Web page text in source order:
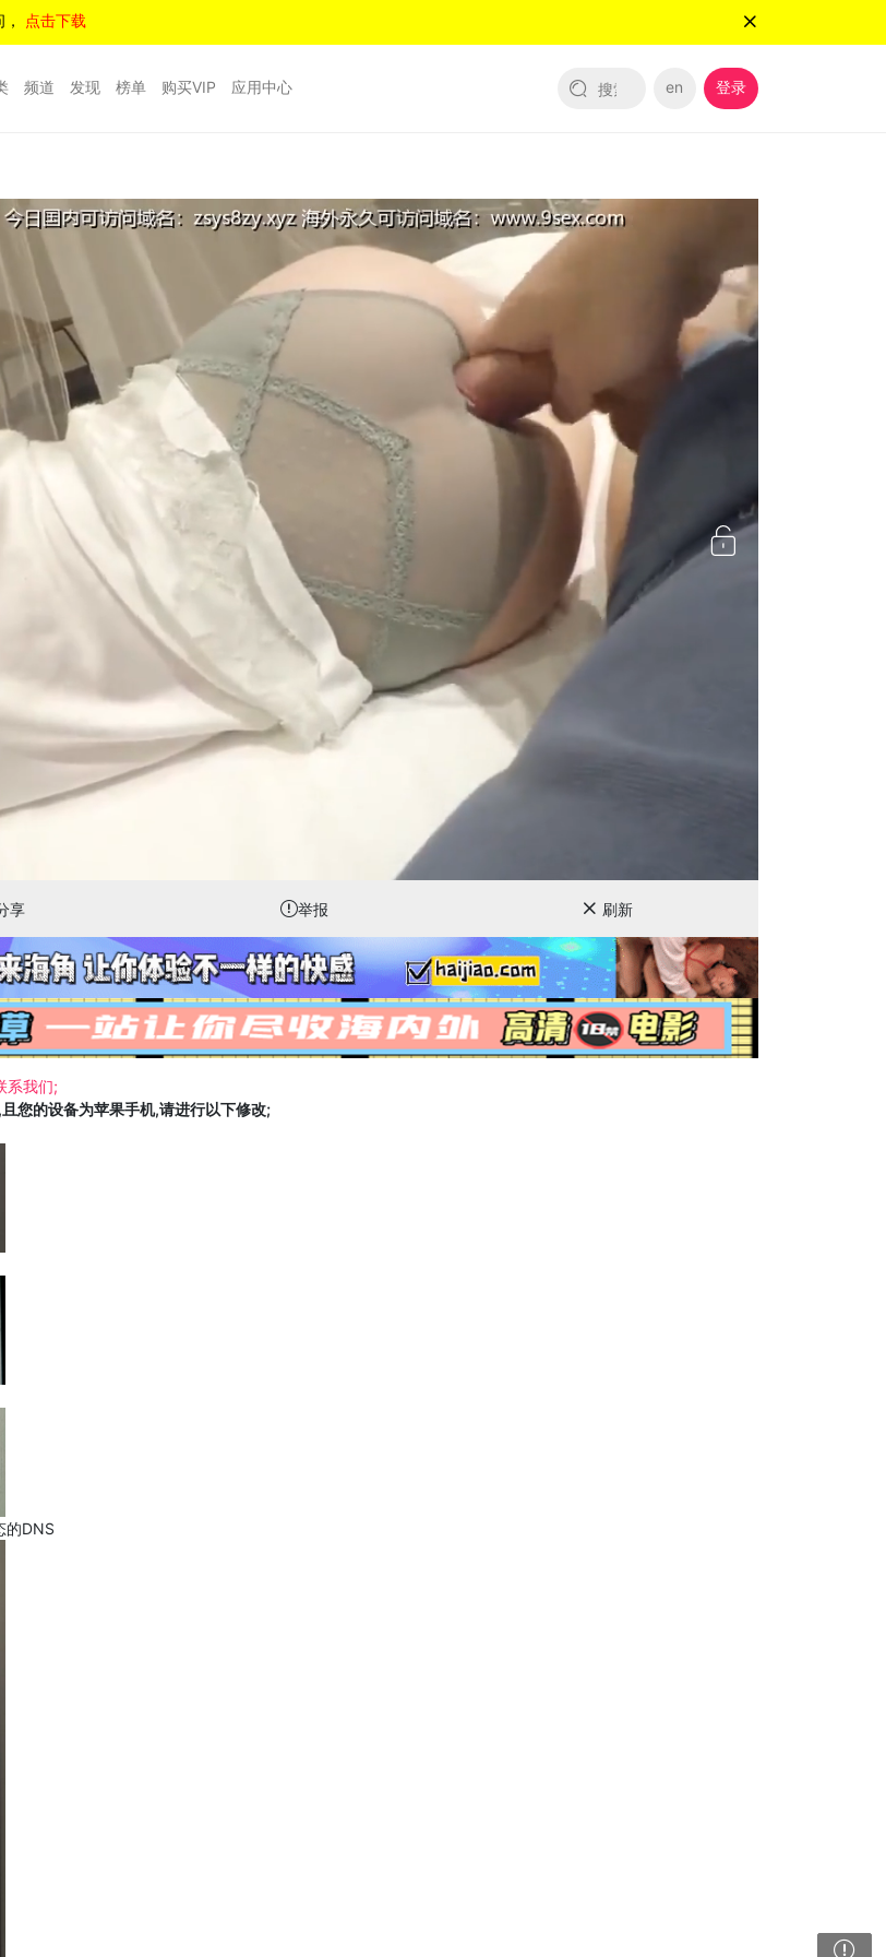
点击下载
频道 发现 榜单 购买VIP 应用中心 en 登录
享 举报 刷新
系我们;
您的设备为苹果手机,请进行以下修改;
的DNS